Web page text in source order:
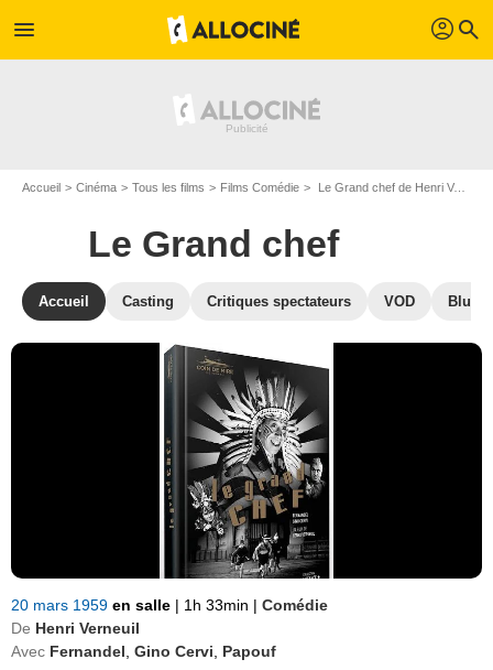
menu profil search
Accueil Cinéma Tous les films Films Comédie Le Grand chef de Henri Verneuil
Le Grand chef
Accueil Casting Critiques spectateurs VOD Blu-
20 mars 1959 en salle | 1h 33min | Comédie
De Henri Verneuil
Avec Fernandel Gino Cervi Papouf